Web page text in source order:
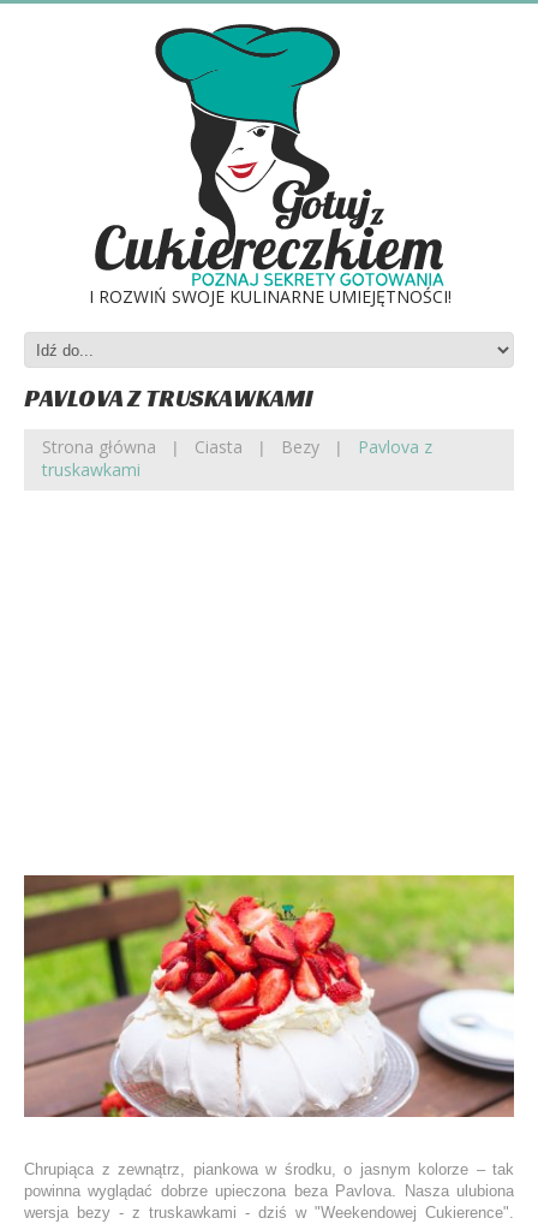
I ROZWIŃ SWOJE KULINARNE UMIEJĘTNOŚCI!
PAVLOVA Z TRUSKAWKAMI
Strona główna Ciasta Bezy
Pavlova z
truskawkami
Chrupiąca z zewnątrz, piankowa w środku, o jasnym kolorze – tak
powinna wyglądać dobrze upieczona beza Pavlova. Nasza ulubiona
wersja bezy - z truskawkami - dziś w "Weekendowej Cukierence".